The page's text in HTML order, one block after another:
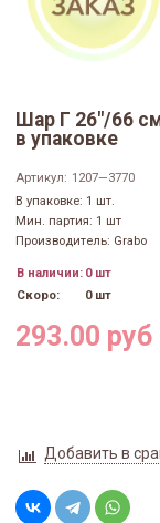
Шар Г 26"/66
в упаковке
Артикул: 1207—3770
В упаковке: 1 шт.
Мин. партия: 1 шт
Производитель: Grabo
В наличии: 0 шт
Скоро:
0 шт
293.00 руб
Добавить в